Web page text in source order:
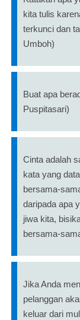
kita tulis
terkunci dan
Umboh)
Buat apa
Puspitasari)
Cinta adalah
kata yang
bersama-
daripada apa
jiwa kita,
bersama-
Jika Anda
pelanggan
keluar dari